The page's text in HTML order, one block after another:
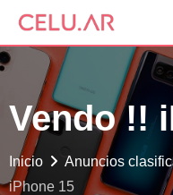
saltar
contenido
Vendo !!
Inicio Anuncios
iPhone 15